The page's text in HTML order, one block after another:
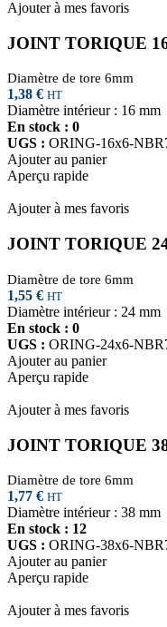
Ajouter à mes favoris
JOINT TORIQUE
Diamètre de tore 6mm
1,38 € HT
Diamètre intérieur : 16 mm
En stock : 0
UGS : ORING-16x6-
Ajouter au panier
Aperçu rapide
Ajouter à mes favoris
JOINT TORIQUE
Diamètre de tore 6mm
1,55 € HT
Diamètre intérieur : 24 mm
En stock : 0
UGS : ORING-24x6-
Ajouter au panier
Aperçu rapide
Ajouter à mes favoris
JOINT TORIQUE
Diamètre de tore 6mm
1,77 € HT
Diamètre intérieur : 38 mm
En stock : 12
UGS : ORING-38x6-
Ajouter au panier
Aperçu rapide
Ajouter à mes favoris